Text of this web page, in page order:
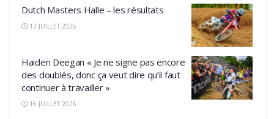
Dutch Masters Halle – les résultats
12 JUILLET 2026
Haiden Deegan « Je ne signe pas encore
des doublés, donc ça veut dire qu’il faut
continuer à travailler »
16 JUILLET 2026